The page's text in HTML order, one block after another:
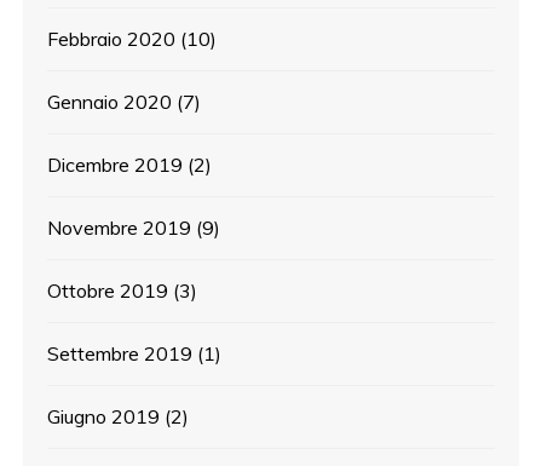
Febbraio 2020 (10)
Gennaio 2020 (7)
Dicembre 2019 (2)
Novembre 2019 (9)
Ottobre 2019 (3)
Settembre 2019 (1)
Giugno 2019 (2)